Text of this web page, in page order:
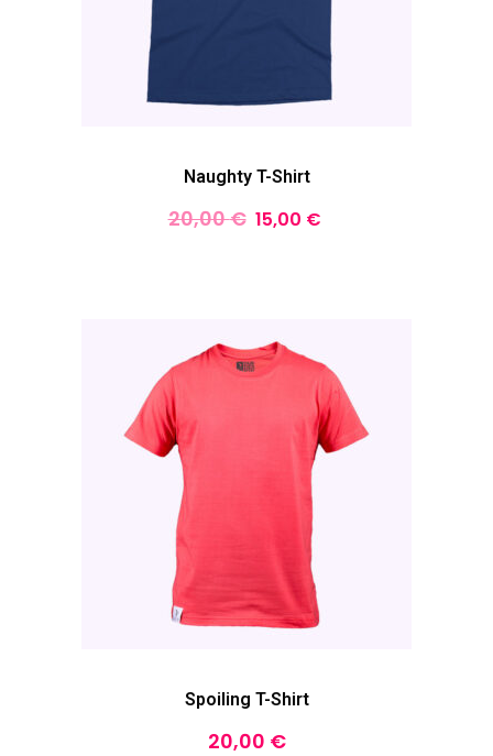
Naughty T-Shirt
20,00€ 15,00 €
Spoiling T-Shirt
20,00 €